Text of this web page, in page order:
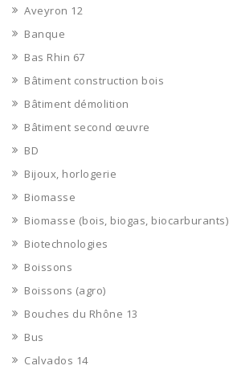
Aveyron 12
Banque
Bas Rhin 67
Bâtiment construction bois
Bâtiment démolition
Bâtiment second œuvre
BD
Bijoux, horlogerie
Biomasse
Biomasse (bois, biogas, biocarburants)
Biotechnologies
Boissons
Boissons (agro)
Bouches du Rhône 13
Bus
Calvados 14